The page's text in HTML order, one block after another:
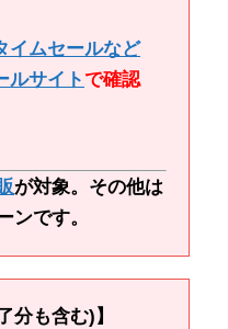
イムセールなど
ルサイトで確認
が対象。その他は
ンです。
分も含む)】